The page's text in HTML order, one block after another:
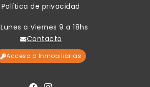
Política de privacidad
Lunes a Viernes 9 a 18hs
Contacto
Acceso a Inmobiliarias